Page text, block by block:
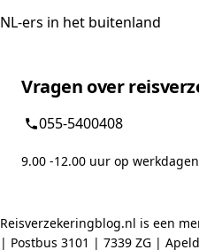
NL-ers in het buitenland
Vragen over
055-5400408
9.00 -12.00 uur op werkdagen
Reisverzekeringblog.nl is een
| Postbus 3101 | 7339 ZG |